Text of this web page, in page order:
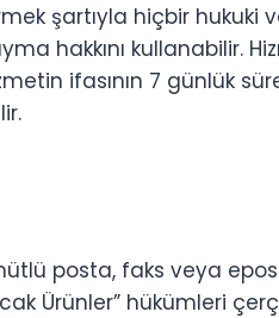
şartıyla hiçbir hukuki
hakkını kullanabilir.
ifasının 7 günlük
posta, faks veya
Ürünler” hükümleri